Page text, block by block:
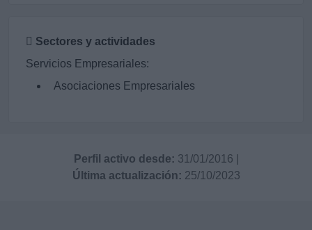
Sectores y actividades
Servicios Empresariales:
Asociaciones Empresariales
Perfil activo desde: 31/01/2016
Última actualización: 25/10/2023